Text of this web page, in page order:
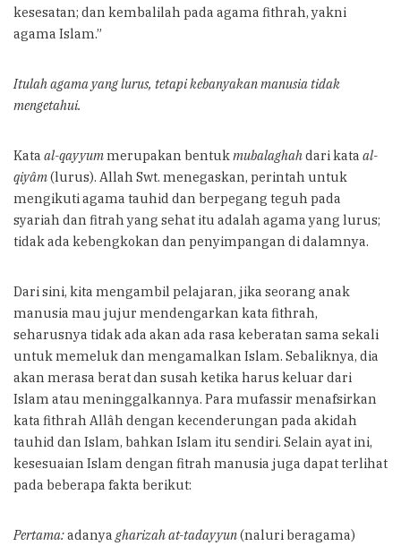
kesesatan; dan kembalilah pada agama fithrah, yakni
agama Islam.”
Itulah agama yang lurus, tetapi kebanyakan manusia tidak
mengetahui.
Kata al-qayyummerupakan bentuk mubalaghahdari kata al-
qiyâm(lurus). Allah Swt. menegaskan, perintah untuk
mengikuti agama tauhid dan berpegang teguh pada
syariah dan fitrah yang sehat itu adalah agama yang lurus;
tidak ada kebengkokan dan penyimpangan di dalamnya.
Dari sini, kita mengambil pelajaran, jika seorang anak
manusia mau jujur mendengarkan kata fithrah,
seharusnya tidak ada akan ada rasa keberatan sama sekali
untuk memeluk dan mengamalkan Islam. Sebaliknya, dia
akan merasa berat dan susah ketika harus keluar dari
Islam atau meninggalkannya. Para mufassir menafsirkan
kata fithrah Allâh dengan kecenderungan pada akidah
tauhid dan Islam, bahkan Islam itu sendiri. Selain ayat ini,
kesesuaian Islam dengan fitrah manusia juga dapat terlihat
pada beberapa fakta berikut:
Pertama:adanya gharizah at-tadayyun(naluri beragama)